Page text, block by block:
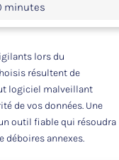
minutes
lors du
résultent de
logiciel malveillant
de vos données. Une
outil fiable qui résoudra
déboires annexes.